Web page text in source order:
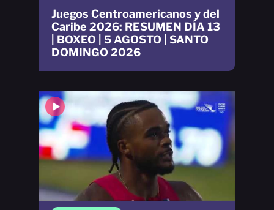
Juegos Centroamericanos y del
Caribe 2026: RESUMEN DÍA 13
| BOXEO | 5 AGOSTO | SANTO
DOMINGO 2026